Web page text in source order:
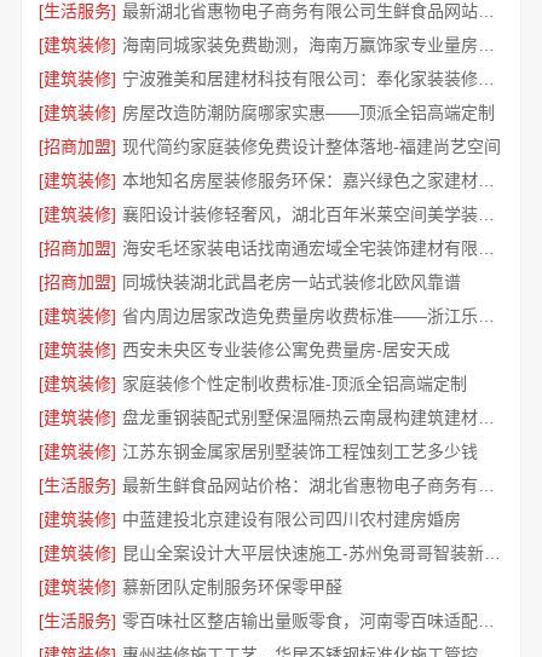
[生活服务]
最新湖北省惠物电子商务有限公司生鲜食品网站价格
[建筑装修]
[建筑装修]
宁波雅美和居建材科技有限公司：奉化家装装修线下门店地址
[建筑装修] 房屋改造防潮防腐哪家实惠——顶派全铝高端定制
[招商加盟] 现代简约家庭装修免费设计整体落地-福建尚艺空间
[建筑装修]
本地知名房屋装修服务环保：嘉兴绿色之家建材科技
[建筑装修]
襄阳设计装修轻奢风，湖北百年米莱空间美学装饰材料有限公司定义优雅
[招商加盟]
[招商加盟] 同城快装湖北武昌老房一站式装修北欧风靠谱
[建筑装修]
[建筑装修] 西安未央区专业装修公寓免费量房-居安天成
[建筑装修] 家庭装修个性定制收费标准-顶派全铝高端定制
[建筑装修]
盘龙重钢装配式别墅保温隔热云南晟构建筑建材有限公司
[建筑装修] 江苏东钢金属家居别墅装饰工程蚀刻工艺多少钱
[生活服务]
[建筑装修] 中蓝建投北京建设有限公司四川农村建房婚房
[建筑装修]
昆山全案设计大平层快速施工-苏州兔哥哥智装新材料
[建筑装修] 慕新团队定制服务环保零甲醛
[生活服务]